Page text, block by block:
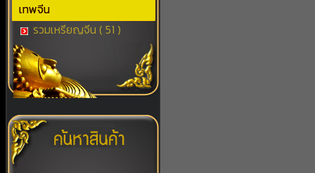
เทพจีน
รวมเหรียญจีน ( 51 )